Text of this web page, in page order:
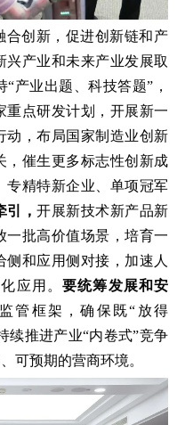
合创新，促进创新链和产
兴产业和未来产业发展取
“产业出题、科技答题”，
重点研发计划，开展新一
动，布局国家制造业创新
，催生更多标志性创新成
专精特新企业、单项冠军
引，开展新技术新产品新
一批高价值场景，培育一
和应用侧对接，加速人
应用。 要统筹发展和安
管框架，确保既“放得
续推进产业“内卷式”竞争
可预期的营商环境。